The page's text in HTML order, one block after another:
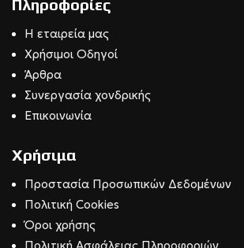
Πληροφορίες
Η εταιρεία μας
Χρήσιμοι Οδηγοί
Άρθρα
Συνεργασία χονδρικής
Επικοινωνία
Χρήσιμα
Προστασία Προσωπικών Δεδομένων
Πολιτική Cookies
Όροι χρήσης